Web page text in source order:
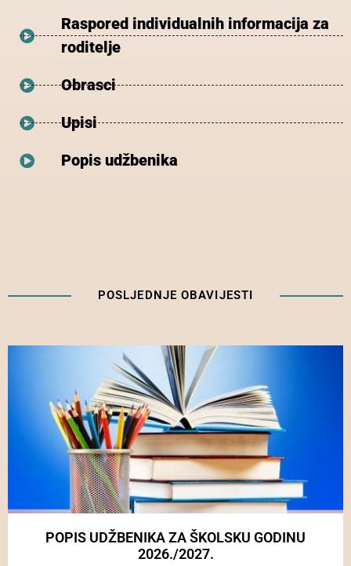
Raspored individualnih informacija za
roditelje
Obrasci
Upisi
Popis udžbenika
POSLJEDNJE OBAVIJESTI
POPIS UDŽBENIKA ZA ŠKOLSKU GODINU
2026./2027.